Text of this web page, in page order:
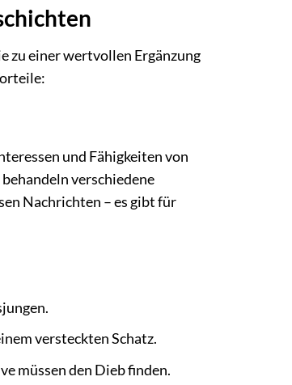
zu einer wertvollen Ergänzung
und Fähigkeiten von
verschiedene
Nachrichten – es gibt für
versteckten Schatz.
müssen den Dieb finden.